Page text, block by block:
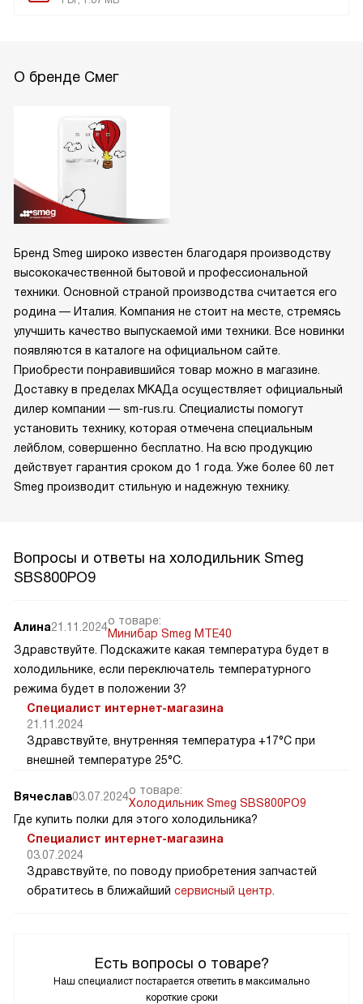
О бренде Смег
Бренд Smeg широко известен благодаря производству
высококачественной бытовой и профессиональной
техники. Основной страной производства считается его
родина — Италия. Компания не стоит на месте, стремясь
улучшить качество выпускаемой ими техники. Все новинки
появляются в каталоге на официальном сайте.
Приобрести понравившийся товар можно в магазине.
Доставку в пределах МКАДа осуществляет официальный
дилер компании — sm-rus.ru. Специалисты помогут
установить технику, которая отмечена специальным
лейблом, совершенно бесплатно. На всю продукцию
действует гарантия сроком до 1 года. Уже более 60 лет
Smeg производит стильную и надежную технику.
Вопросы и ответы на холодильник Smeg
SBS800PO9
Есть вопросы о товаре?
Наш специалист постарается ответить в максимально
короткие сроки
Алина21.11.2024о товаре:
Минибар Smeg MTE40
Здравствуйте. Подскажите какая температура будет в
холодильнике, если переключатель температурного
режима будет в положении 3?
Специалист интернет-магазина
21.11.2024
Здравствуйте, внутренняя температура +17°C при
внешней температуре 25°C.
Вячеслав03.07.2024о товаре:
Холодильник Smeg SBS800PO9
Где купить полки для этого холодильника?
Специалист интернет-магазина
03.07.2024
Здравствуйте, по поводу приобретения запчастей
обратитесь в ближайший сервисный центр